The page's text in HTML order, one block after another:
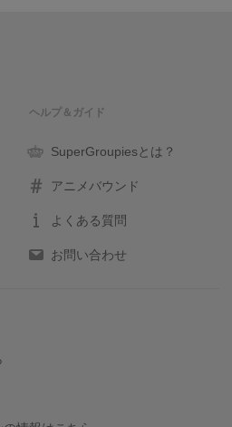
ヘルプ＆ガイド
SuperGroupiesとは？
アニメバウンド
よくある質問
お問い合わせ